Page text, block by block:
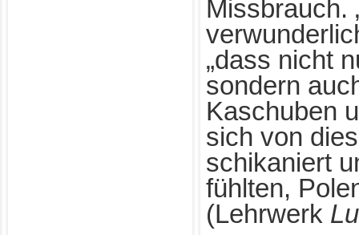
Missbrauch.
„dass nicht
sondern
Kaschuben
sich von
schikaniert
fühlten,
(Lehrwerk